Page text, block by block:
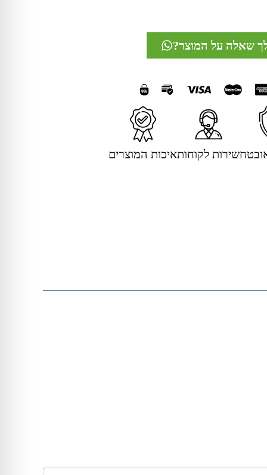
שאלה על המוצר?
שירות לקוחותאיכות המוצרים